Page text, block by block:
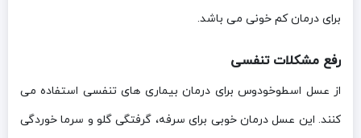
برای درمان کم خونی می باشد.
رفع مشکلات تنفسی
از عسل اسطوخودوس برای درمان بیماری های تنفسی استفاده می
کنند. این عسل درمان خوبی برای سرفه، گرفتگی گلو و سرما خوردگی